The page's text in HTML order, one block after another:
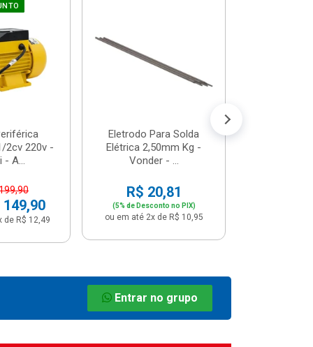
2cv 220v -
- A...
149,90
de R$ 12,49
Eletrodo Para Solda
Elétrica 2,50mm Kg -
Vonder - ...
R$ 20,81
(5% de Desconto no PIX)
ou em até 2x de R$ 10,95
Entrar no grupo